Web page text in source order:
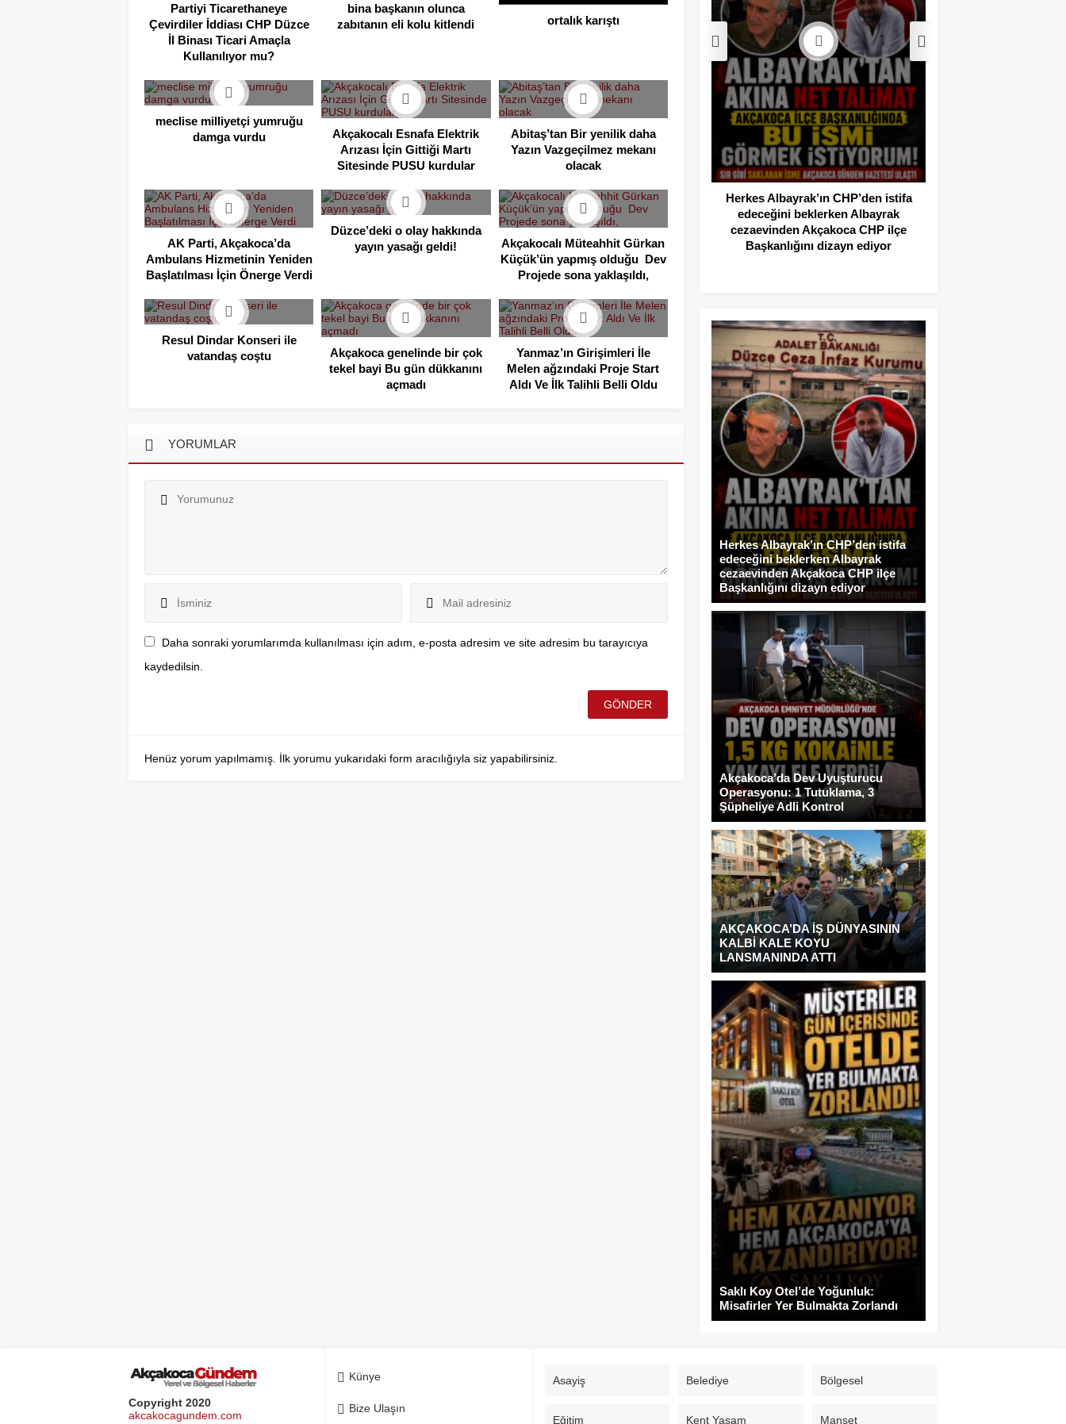
Partiyi Ticarethaneye
Çevirdiler İddiası CHP Düzce
İl Binası Ticari Amaçla
Kullanılıyor mu?
bina başkanın olunca
zabıtanın eli kolu kitlendi
ortalık karıştı
meclise milliyetçi yumruğu
damga vurdu
Akçakocalı Esnafa Elektrik
Arızası İçin Gittiği Martı
Sitesinde PUSU kurdular
Abitaş’tan Bir yenilik daha
Yazın Vazgeçilmez mekanı
olacak
AK Parti, Akçakoca’da
Ambulans Hizmetinin Yeniden
Başlatılması İçin Önerge Verdi
Düzce’deki o olay hakkında
yayın yasağı geldi!
Akçakocalı Müteahhit Gürkan
Küçük’ün yapmış olduğu Dev
Projede sona yaklaşıldı,
Resul Dindar Konseri ile
vatandaş coştu
Akçakoca genelinde bir çok
tekel bayi Bu gün dükkanını
açmadı
Yanmaz’ın Girişimleri İle
Melen ağzındaki Proje Start
Aldı Ve İlk Talihli Belli Oldu
YORUMLAR
Daha sonraki yorumlarımda kullanılması için adım, e-posta adresim ve site adresim bu tarayıcıya
kaydedilsin.
Henüz yorum yapılmamış. İlk yorumu yukarıdaki form aracılığıyla siz yapabilirsiniz.
Herkes Albayrak’ın CHP’den istifa
edeceğini beklerken Albayrak
cezaevinden Akçakoca CHP ilçe
Başkanlığını dizayn ediyor
Herkes Albayrak’ın CHP’den istifa
edeceğini beklerken Albayrak
cezaevinden Akçakoca CHP ilçe
Başkanlığını dizayn ediyor
Akçakoca’da Dev Uyuşturucu
Operasyonu: 1 Tutuklama, 3
Şüpheliye Adli Kontrol
AKÇAKOCA’DA İŞ DÜNYASININ
KALBİ KALE KOYU
LANSMANINDA ATTI
Saklı Koy Otel’de Yoğunluk:
Misafirler Yer Bulmakta Zorlandı
Copyright 2020
akcakocagundem.com
Künye
Bize Ulaşın
Asayiş Belediye Bölgesel
Eğitim Kent Yaşam Manşet